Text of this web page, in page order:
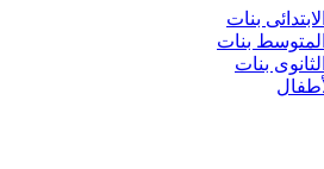
بنات
بنات
بنات